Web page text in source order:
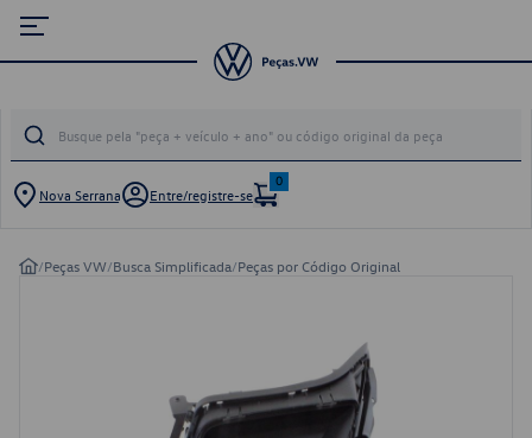
Nova Serrana Entre/registre-se
0
/Peças VW/Busca Simplificada/Peças por Código Original